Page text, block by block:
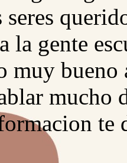
la gente
muy
mucho
te